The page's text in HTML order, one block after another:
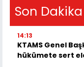
Son Dakika
14:13
KTAMS Genel
hükümete sert